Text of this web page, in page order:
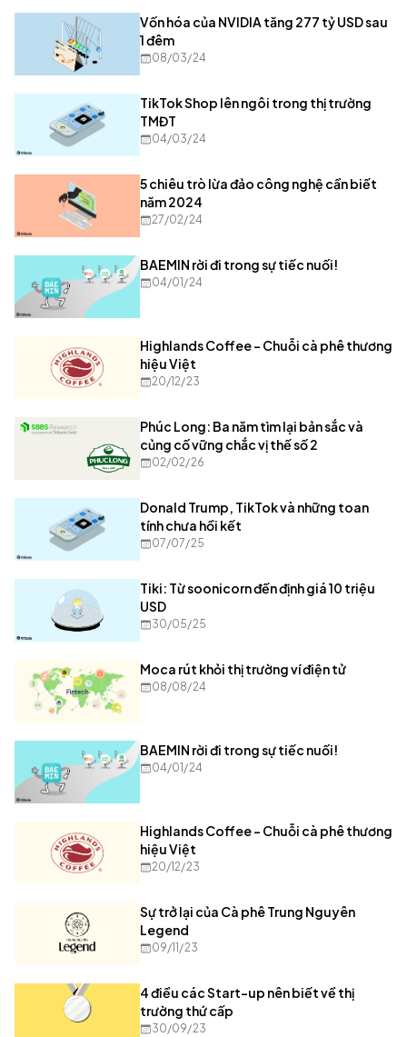
Vốn hóa của NVIDIA tăng 277 tỷ USD sau
1 đêm
08/03/24
TikTok Shop lên ngôi trong thị trường
TMĐT
04/03/24
5 chiêu trò lừa đảo công nghệ cần biết
năm 2024
27/02/24
BAEMIN rời đi trong sự tiếc nuối!
04/01/24
Highlands Coffee - Chuỗi cà phê thương
hiệu Việt
20/12/23
Phúc Long: Ba năm tìm lại bản sắc và
củng cố vững chắc vị thế số 2
02/02/26
Donald Trump, TikTok và những toan
tính chưa hồi kết
07/07/25
Tiki: Từ soonicorn đến định giá 10 triệu
USD
30/05/25
Moca rút khỏi thị trường ví điện tử
08/08/24
BAEMIN rời đi trong sự tiếc nuối!
04/01/24
Highlands Coffee - Chuỗi cà phê thương
hiệu Việt
20/12/23
Sự trở lại của Cà phê Trung Nguyên
Legend
09/11/23
4 điều các Start-up nên biết về thị
trường thứ cấp
30/09/23